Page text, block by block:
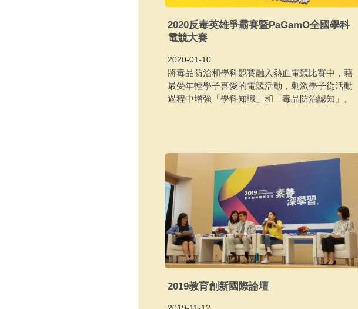
2020反毒英雄爭霸賽暨PaGamO全國學科
電競大賽
2020-01-10
將毒品防治和學科競賽融入熱血電競比賽中，藉
最受年輕學子喜愛的電競活動，刺激學子從活動
過程中增強「學科知識」和「毒品防治認知」。
2019教育創新國際論壇